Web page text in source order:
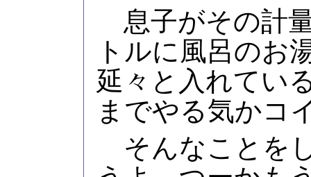
息子がその計
トルに風呂のお
延々と入れてい
までやる気かコ
そんなことを